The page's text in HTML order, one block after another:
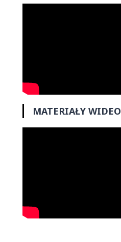
MATERIAŁY WIDEO